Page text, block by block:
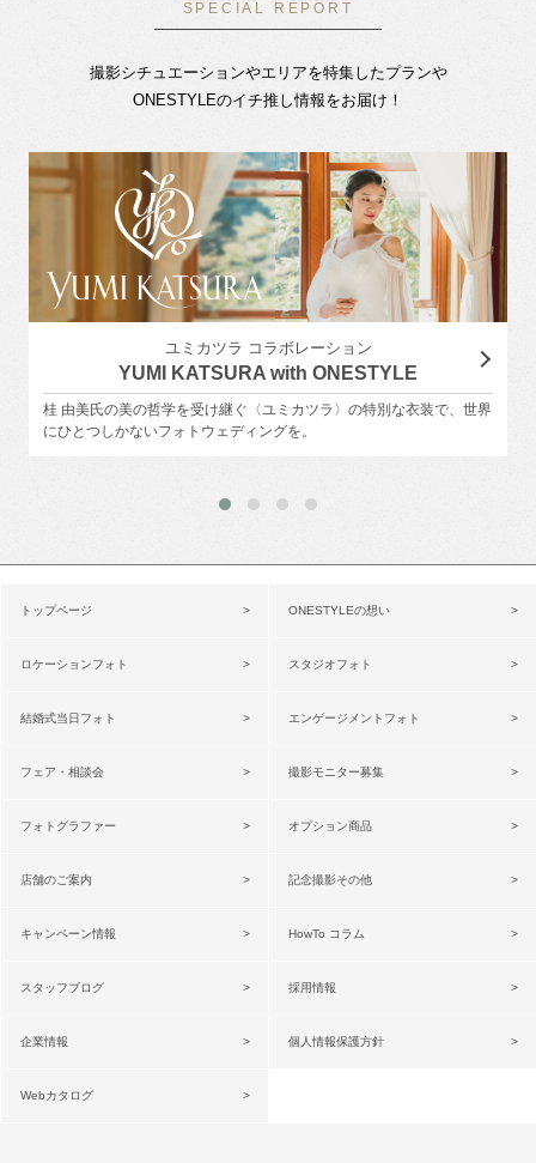
SPECIAL REPORT
撮影シチュエーションやエリアを特集したプランや
ONESTYLEのイチ推し情報をお届け！
ユミカツラ コラボレーション
YUMI KATSURA with ONESTYLE
桂 由美氏の美の哲学を受け継ぐ〈ユミカツラ〉の特別な衣装で、世界
にひとつしかないフォトウェディングを。
トップページ ONESTYLEの想い
ロケーションフォト スタジオフォト
結婚式当日フォト エンゲージメントフォト
フェア・相談会 撮影モニター募集
フォトグラファー オプション商品
店舗のご案内 記念撮影その他
キャンペーン情報 HowTo コラム
スタッフブログ 採用情報
企業情報 個人情報保護方針
Webカタログ